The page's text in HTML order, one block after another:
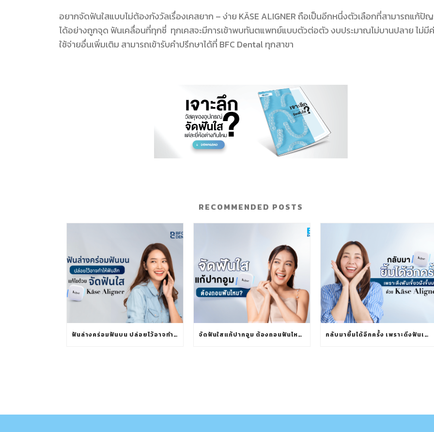
อยากจัดฟันใสแบบไม่ต้องกังวัลเรื่องเคสยาก – ง่าย KÄSE ALIGNER ถือเป็นอีกหนึ่งตัวเลือกที่สามารถแก้ปั
ได้อย่างถูกจุด ฟันเคลื่อนที่ทุกซี่ ทุกเคสจะมีการเข้าพบทันตแพทย์แบบตัวต่อตัว งบประมาณไม่บานปลาย ไม่มี
ใช้จ่ายอื่นเพิ่มเติม สามารถเข้ารับคำปรึกษาได้ที่ BFC Dental ทุกสาขา
RECOMMENDED POSTS
ฟันล่างคร่อมฟันบน ปล่อยไว้อาจทำให้ฟันสึก แก้ไขด้วยจัดฟันใส KÄSE ALIGNER จัดฟันใสแก้ปากอูม ต้องถอนฟันไหม? กลับมายิ้มได้อีกครั้ง เพราะดึงฟันเขี้ยวฝังขึ้นมาได้ ด้วย KÄSE ALIGNER